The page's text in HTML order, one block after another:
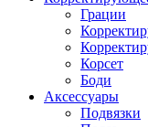
Грации
Корсет
Боди
Аксессуары
Подвязки